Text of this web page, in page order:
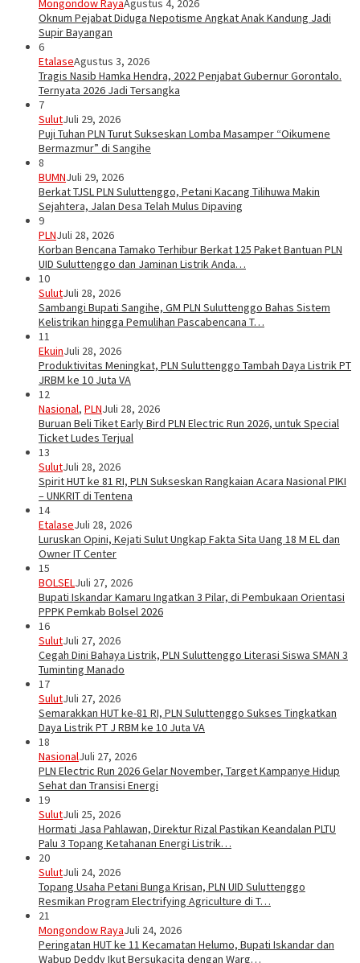
Mongondow RayaAgustus 4, 2026
Oknum Pejabat Diduga Nepotisme Angkat Anak Kandung Jadi
Supir Bayangan
6
EtalaseAgustus 3, 2026
Tragis Nasib Hamka Hendra, 2022 Penjabat Gubernur Gorontalo.
Ternyata 2026 Jadi Tersangka
7
SulutJuli 29, 2026
Puji Tuhan PLN Turut Sukseskan Lomba Masamper “Oikumene
Bermazmur” di Sangihe
8
BUMNJuli 29, 2026
Berkat TJSL PLN Suluttenggo, Petani Kacang Tilihuwa Makin
Sejahtera, Jalan Desa Telah Mulus Dipaving
9
PLNJuli 28, 2026
Korban Bencana Tamako Terhibur Berkat 125 Paket Bantuan PLN
UID Suluttenggo dan Jaminan Listrik Anda…
10
SulutJuli 28, 2026
Sambangi Bupati Sangihe, GM PLN Suluttenggo Bahas Sistem
Kelistrikan hingga Pemulihan Pascabencana T…
11
EkuinJuli 28, 2026
Produktivitas Meningkat, PLN Suluttenggo Tambah Daya Listrik PT
JRBM ke 10 Juta VA
12
Nasional, PLNJuli 28, 2026
Buruan Beli Tiket Early Bird PLN Electric Run 2026, untuk Special
Ticket Ludes Terjual
13
SulutJuli 28, 2026
Spirit HUT ke 81 RI, PLN Sukseskan Rangkaian Acara Nasional PIKI
– UNKRIT di Tentena
14
EtalaseJuli 28, 2026
Luruskan Opini, Kejati Sulut Ungkap Fakta Sita Uang 18 M EL dan
Owner IT Center
15
BOLSELJuli 27, 2026
Bupati Iskandar Kamaru Ingatkan 3 Pilar, di Pembukaan Orientasi
PPPK Pemkab Bolsel 2026
16
SulutJuli 27, 2026
Cegah Dini Bahaya Listrik, PLN Suluttenggo Literasi Siswa SMAN 3
Tuminting Manado
17
SulutJuli 27, 2026
Semarakkan HUT ke-81 RI, PLN Suluttenggo Sukses Tingkatkan
Daya Listrik PT J RBM ke 10 Juta VA
18
NasionalJuli 27, 2026
PLN Electric Run 2026 Gelar November, Target Kampanye Hidup
Sehat dan Transisi Energi
19
SulutJuli 25, 2026
Hormati Jasa Pahlawan, Direktur Rizal Pastikan Keandalan PLTU
Palu 3 Topang Ketahanan Energi Listrik…
20
SulutJuli 24, 2026
Topang Usaha Petani Bunga Krisan, PLN UID Suluttenggo
Resmikan Program Electrifying Agriculture di T…
21
Mongondow RayaJuli 24, 2026
Peringatan HUT ke 11 Kecamatan Helumo, Bupati Iskandar dan
Wabup Deddy Ikut Bersukacita dengan Warg…